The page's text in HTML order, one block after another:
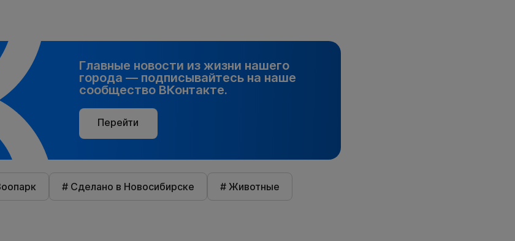
Главные новости из жизни нашего
города — подписывайтесь на наше
сообщество ВКонтакте.
Перейти
# Сделано в Новосибирске
# Животные